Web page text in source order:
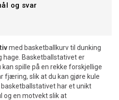
og svar
med basketballkurv til dunking
hage. Basketballstativet er
spille på en rekke forskjellige
fjæring, slik at du kan gjøre kule
har et unikt
og en motvekt slik at